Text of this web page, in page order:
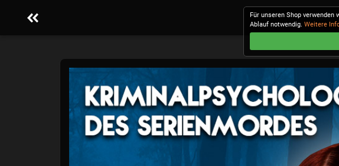
Für unseren Shop
Ablauf notwendig. Weitere